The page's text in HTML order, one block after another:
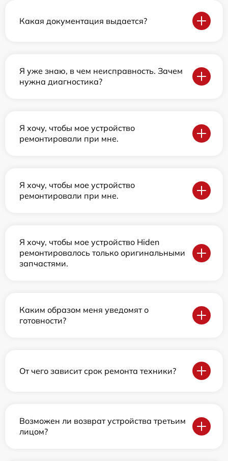
Какая документация выдается?
Я уже знаю, в чем неисправность. Зачем
нужна диагностика?
Я хочу, чтобы мое устройство
ремонтировали при мне.
Я хочу, чтобы мое устройство
ремонтировали при мне.
Я хочу, чтобы мое устройство Hiden
ремонтировалось только оригинальными
запчастями.
Каким образом меня уведомят о
готовности?
От чего зависит срок ремонта техники?
Возможен ли возврат устройства третьим
лицом?